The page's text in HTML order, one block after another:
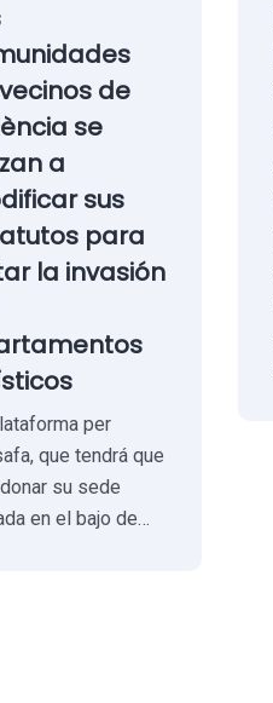
de
se
a
sus
para
la invasión
per
que tendrá que
su sede
en el bajo de…